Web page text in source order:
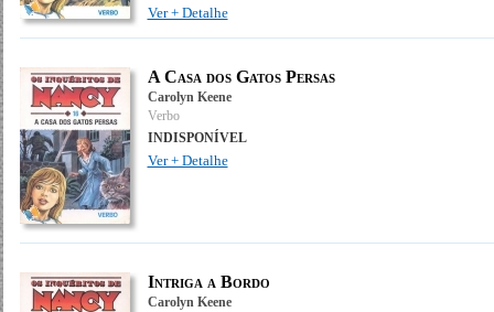
Ver + Detalhe
A Casa dos Gatos Persas
Carolyn Keene
Verbo
INDISPONÍVEL
Ver + Detalhe
Intriga a Bordo
Carolyn Keene